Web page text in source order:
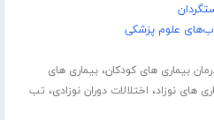
علوم پزشکی
بیماری های کودکان،بیماری های
های نوزاد، اختلالات دوران نوزادی، تب